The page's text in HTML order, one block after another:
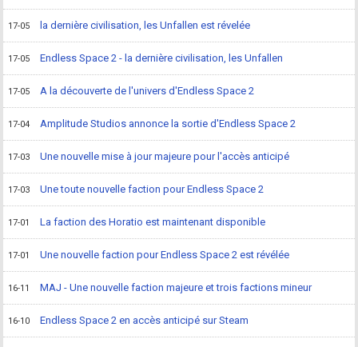
17-05 la dernière civilisation, les Unfallen est révelée
17-05 Endless Space 2 - la dernière civilisation, les Unfallen
17-05 A la découverte de l'univers d'Endless Space 2
17-04 Amplitude Studios annonce la sortie d'Endless Space 2
17-03 Une nouvelle mise à jour majeure pour l'accès anticipé
17-03 Une toute nouvelle faction pour Endless Space 2
17-01 La faction des Horatio est maintenant disponible
17-01 Une nouvelle faction pour Endless Space 2 est révélée
16-11 MAJ - Une nouvelle faction majeure et trois factions mineur
16-10 Endless Space 2 en accès anticipé sur Steam